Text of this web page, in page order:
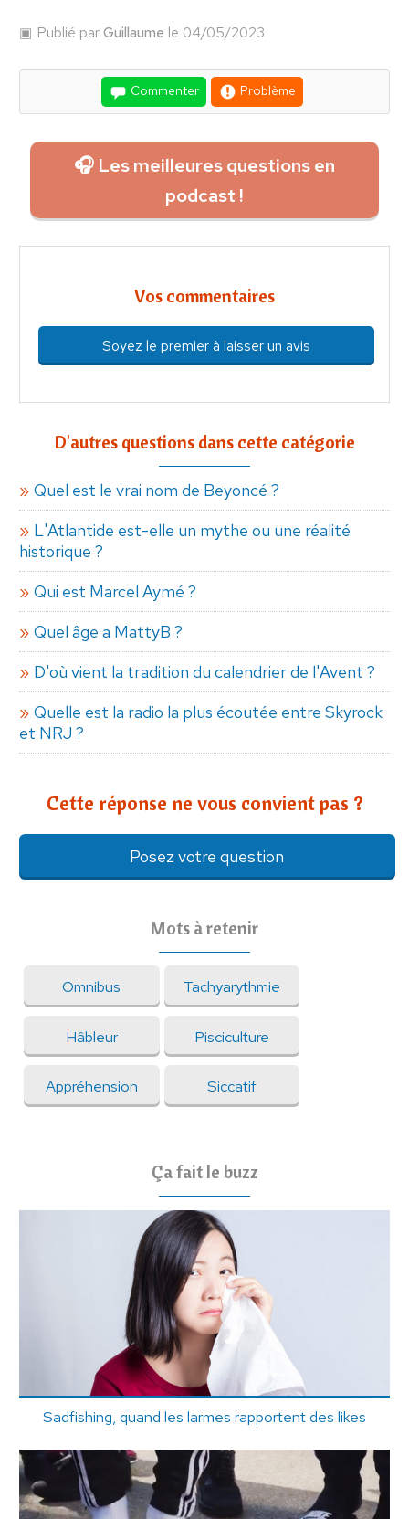
Publié parGuillaume le 04/05/2023
Commenter Problème
🎧 Les meilleures questions en
podcast !
Vos commentaires
Soyez le premier à laisser un avis
D'autres questions dans cette catégorie
Quel est le vrai nom de Beyoncé ?
L'Atlantide est-elle un mythe ou une réalité
historique ?
Qui est Marcel Aymé ?
Quel âge a MattyB ?
D'où vient la tradition du calendrier de l'Avent ?
Quelle est la radio la plus écoutée entre Skyrock
et NRJ ?
Cette réponse ne vous convient pas ?
Posez votre question
Mots à retenir
Omnibus Tachyarythmie
Hâbleur Pisciculture
Appréhension Siccatif
Ça fait le buzz
Sadfishing, quand les larmes rapportent des likes